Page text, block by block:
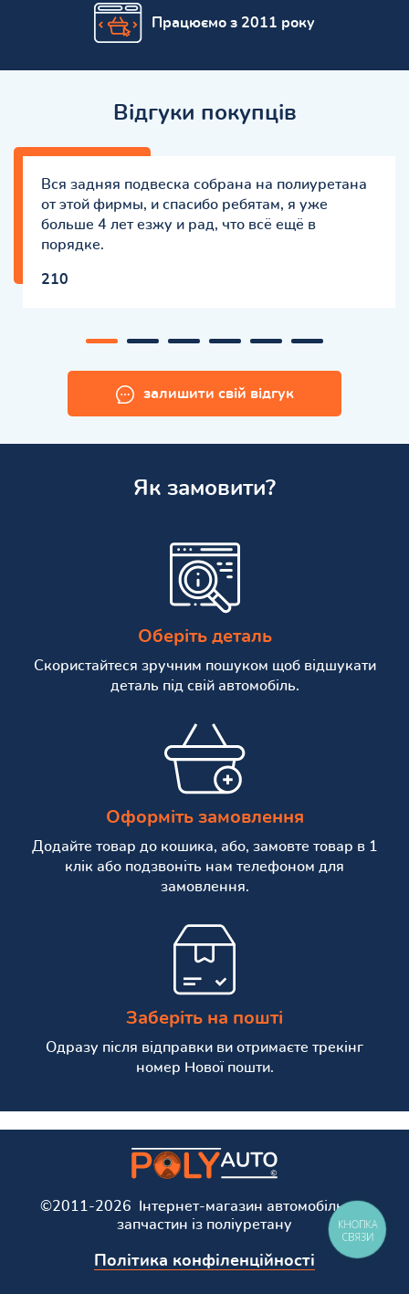
Працюємо з 2011 року
Відгуки покупців
Вся задняя подвеска собрана на полиуретана
от этой фирмы, и спасибо ребятам, я уже
больше 4 лет езжу и рад, что всё ещё в
порядке.
210
залишити свій відгук
Як замовити?
Оберіть деталь
Скористайтеся зручним пошуком щоб відшукати
деталь під свій автомобіль.
Оформіть замовлення
Додайте товар до кошика, або, замовте товар в 1
клік або подзвоніть нам телефоном для
замовлення.
Заберіть на пошті
Одразу після відправки ви отримаєте трекінг
номер Нової пошти.
©2011-2026 Інтернет-магазин автомобільних
запчастин із поліуретану
Політика конфіленційності
КНОПКА
СВЯЗИ